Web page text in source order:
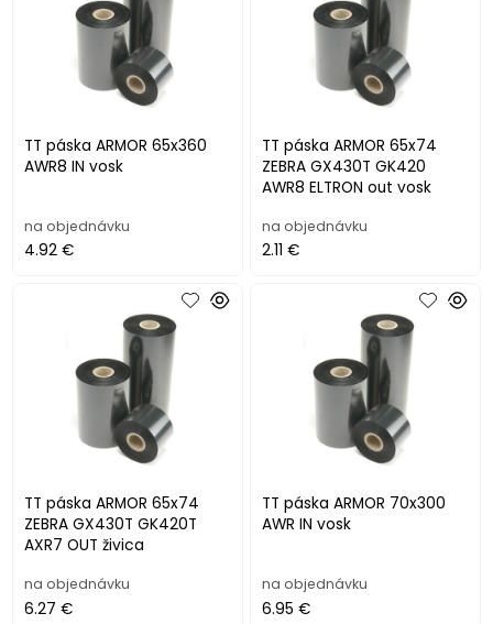
TT páska ARMOR 65x360
AWR8 IN vosk
na objednávku
4.92 €
TT páska ARMOR 65x74
ZEBRA GX430T GK420
AWR8 ELTRON out vosk
na objednávku
2.11 €
TT páska ARMOR 65x74
ZEBRA GX430T GK420T
AXR7 OUT živica
na objednávku
6.27 €
TT páska ARMOR 70x300
AWR IN vosk
na objednávku
6.95 €